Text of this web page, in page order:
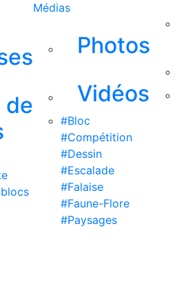
de
Médias
Photos
Vidéos
#Bloc
#Compétition
#Dessin
#Escalade
#Falaise
#Faune-Flore
#Paysages